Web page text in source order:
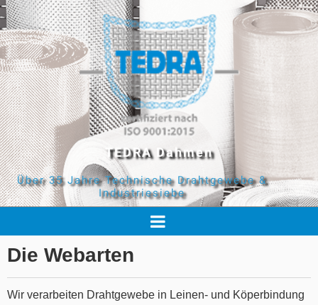
TEDRA Dahmen
Über 35 Jahre Technische Drahtgewebe &
Industriesiebe
Die Webarten
Wir verarbeiten Drahtgewebe in Leinen- und Köperbindung